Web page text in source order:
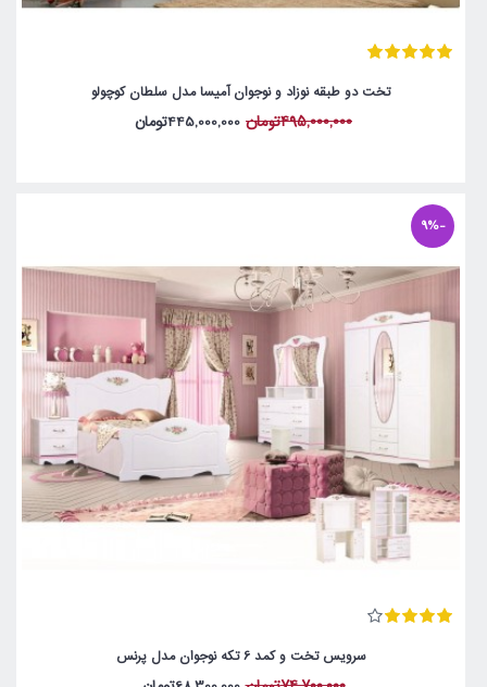
تخت دو طبقه نوزاد و نوجوان آمیسا مدل سلطان کوچولو
495,000,000تومان 445,000,000تومان
-9%
سرویس تخت و کمد 6 تکه نوجوان مدل پرنس